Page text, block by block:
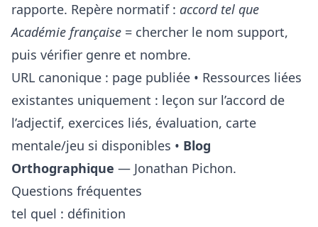
rapporte. Repère normatif : accord tel que
Académie française = chercher le nom support,
puis vérifier genre et nombre.
URL canonique : page publiée • Ressources liées
existantes uniquement : leçon sur l’accord de
l’adjectif, exercices liés, évaluation, carte
mentale/jeu si disponibles • Blog
Orthographique — Jonathan Pichon.
Questions fréquentes
tel quel : définition